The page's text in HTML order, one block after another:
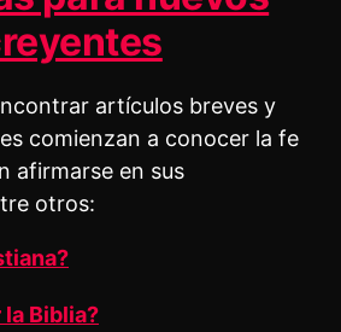
artículos breves y
comienzan a conocer la fe
afirmarse en sus
otros:
Biblia?